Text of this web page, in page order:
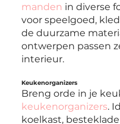
manden in diverse
voor speelgoed,
de duurzame
ontwerpen passen
interieur.
Keukenorganizers
Breng orde in je
keukenorganizers.
koelkast,